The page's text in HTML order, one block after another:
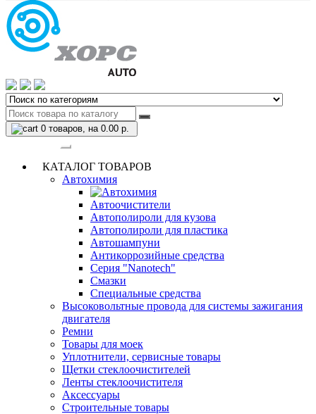
0 товаров, на 0.00 р.
КАТАЛОГ ТОВАРОВ
Автохимия
Автоочистители
Автополироли для кузова
Автополироли для пластика
Автошампуни
Антикоррозийные средства
Серия "Nanotech"
Смазки
Специальные средства
Высоковольтные провода для системы зажигания
двигателя
Ремни
Товары для моек
Уплотнители, сервисные товары
Щетки стеклоочистителей
Ленты стеклоочистителя
Аксессуары
Строительные товары